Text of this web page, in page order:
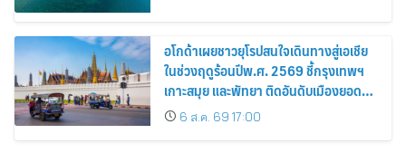
อโกด้าเผยชาวยุโรปสนใจเดินทางสู่เอเชีย
ในช่วงฤดูร้อนปีพ.ศ. 2569 ชี้กรุงเทพฯ
เกาะสมุย และพัทยา ติดอันดับเมืองยอด
นิยม6 ส.ค. 69 17:00